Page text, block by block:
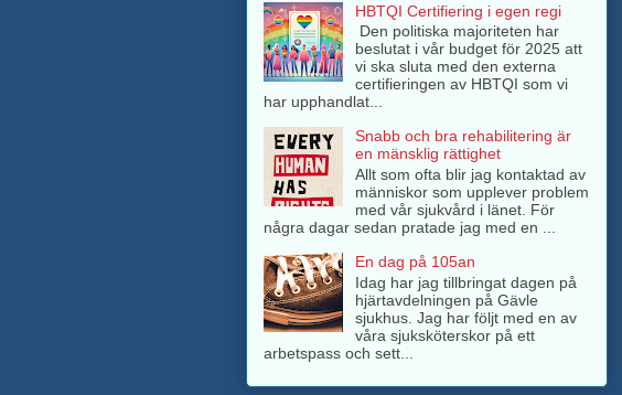
HBTQI Certifiering i egen regi
Den politiska majoriteten har
beslutat i vår budget för 2025 att
vi ska sluta med den externa
certifieringen av HBTQI som vi
har upphandlat...
Snabb och bra rehabilitering är
en mänsklig rättighet
Allt som ofta blir jag kontaktad av
människor som upplever problem
med vår sjukvård i länet. För
några dagar sedan pratade jag med en ...
En dag på 105an
Idag har jag tillbringat dagen på
hjärtavdelningen på Gävle
sjukhus. Jag har följt med en av
våra sjuksköterskor på ett
arbetspass och sett...